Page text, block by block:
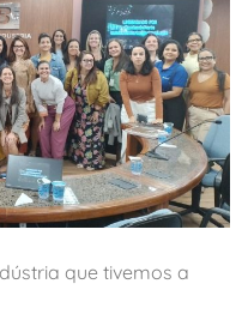
que tivemos a